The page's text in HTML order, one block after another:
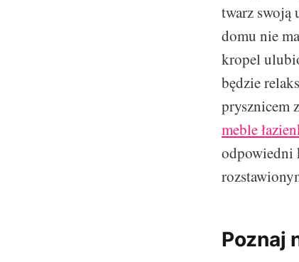
twarz swoją
domu nie
kropel
będzie
prysznicem
meble
odpowiedni
Poznaj